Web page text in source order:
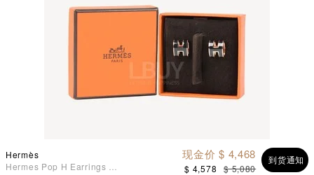
Hermès
Hermes Pop H Earrings 耳
到货通知
现金价 $ 4,468
$ 4,578 $ 5,080